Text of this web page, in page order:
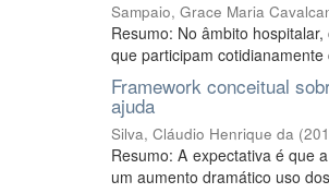
Sampaio, Grace Maria
Resumo: No âmbito
que participam
Framework conceitual
ajuda
Silva, Cláudio Henrique da (
Resumo: A expectativa é que
um aumento dramático uso